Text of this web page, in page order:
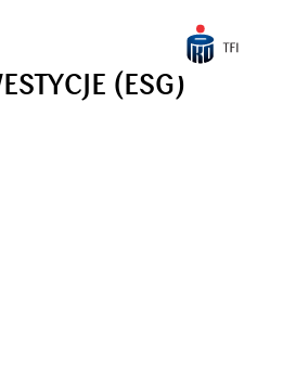
(ESG)